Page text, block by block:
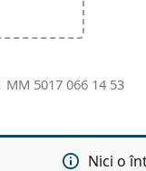
MM 5017 066 14 53
Nici o